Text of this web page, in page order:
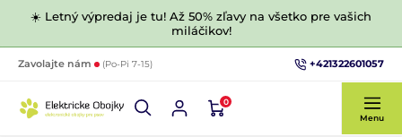
☀️ Letný výpredaj je tu! Až 50% zľavy na všetko pre vašich
miláčikov!
Zavolajte nám (Po-Pi 7-15) +421322601057
0
Menu